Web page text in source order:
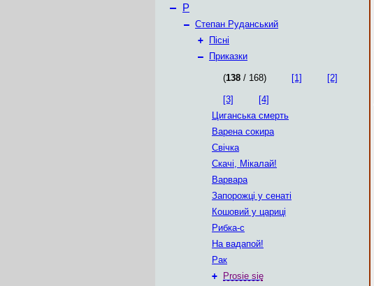
– Р
– Степан Руданський
+
Пісні
–
Приказки
(138 / 168) [1] [2]
[3]
[4]
Циганська смерть
Варена сокира
Свічка
Скачі, Мікалай!
Варвара
Запорожці у сенаті
Кошовий у цариці
Рибка-с
На вадапой!
Рак
+
Prosie się